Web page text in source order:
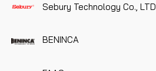
Sebury Technology Co., LTD
BENINCA